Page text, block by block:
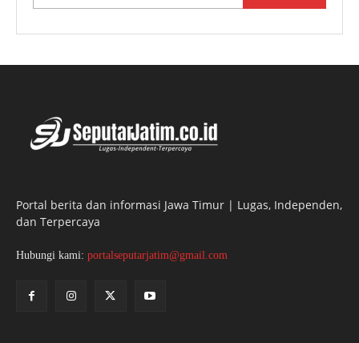
Portal berita dan informasi Jawa Timur | Lugas, Independen,
dan Terpercaya
Hubungi kami: portalseputarjatim@gmail.com